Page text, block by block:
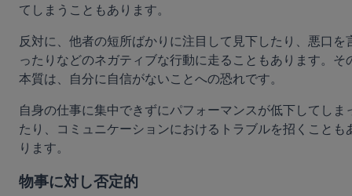
てしまうこともあります。
反対に、他者の短所ばかりに注目して見下したり、悪口を
ったりなどのネガティブな行動に走ることもあります。そ
本質は、自分に自信がないことへの恐れです。
自身の仕事に集中できずにパフォーマンスが低下してしま
たり、コミュニケーションにおけるトラブルを招くことも
ります。
物事に対し否定的